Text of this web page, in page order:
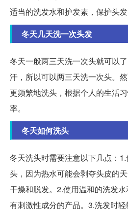
适当的洗发水和护发素，保护头发
冬天几天洗一次头发
冬天一般两三天洗一次头就可以
汗，所以可以两三天洗一次头。
更频繁地洗头，根据个人的生活
率。
冬天如何洗头
冬天洗头时需要注意以下几点：
头，因为热水可能会剥夺头皮的
干燥和脱发。2.使用温和的洗发
有刺激性成分的产品。3.洗发时